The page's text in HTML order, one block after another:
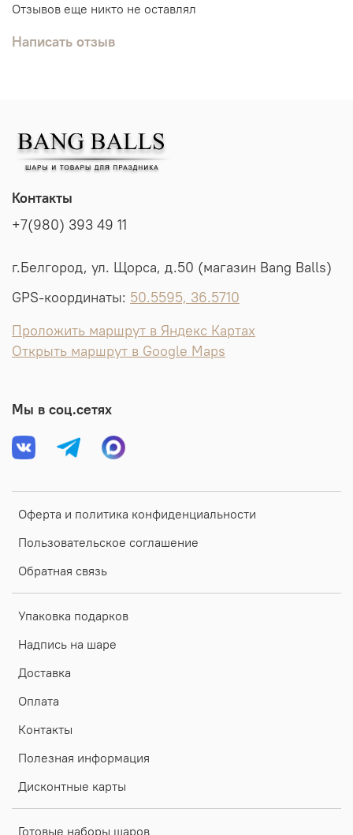
Отзывов еще никто не оставлял
Написать отзыв
Оферта и политика конфиденциальности
Пользовательское соглашение
Обратная связь
Упаковка подарков
Надпись на шаре
Доставка
Оплата
Контакты
Полезная информация
Дисконтные карты
Готовые наборы шаров
Контакты
+7(980) 393 49 11
г.Белгород, ул. Щорса, д.50 (магазин Bang Balls)
GPS-координаты: 50.5595, 36.5710
Проложить маршрут в Яндекс Картах
Открыть маршрут в Google Maps
Мы в соц.сетях